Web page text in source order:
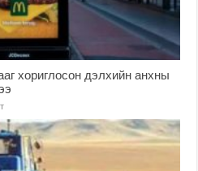
хориглосон дэлхийн анхны